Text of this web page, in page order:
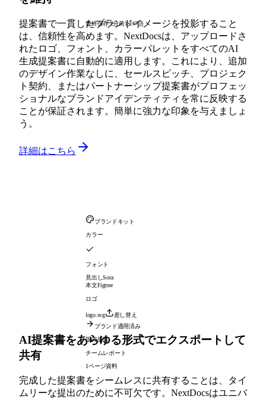
最終保存 2分前1,247語
提案書で一貫したブランドイメージを投影すること
は、信頼性を高めます。NextDocsは、アップロードさ
れたロゴ、フォント、カラーパレットをすべてのAI
生成提案書に自動的に適用します。これにより、追加
のデザイン作業なしに、セールスピッチ、プロジェク
ト契約、またはパートナーシップ提案書がプロフェッ
ショナルなブランドアイデンティティを常に反映する
ことが保証されます。簡単に強力な印象を与えましょ
う。
詳細はこちら
ブランドキット
カラー
フォント
見出しSora
本文Figtree
ロゴ
logo.svg
差し替え
ブランド適用済み
販売提案
チームレポート
1ページ資料
AI提案書をあらゆる形式でエクスポートして
共有
完成した提案書をシームレスに共有することは、タイ
ムリーな提出のために不可欠です。NextDocsはユニバ